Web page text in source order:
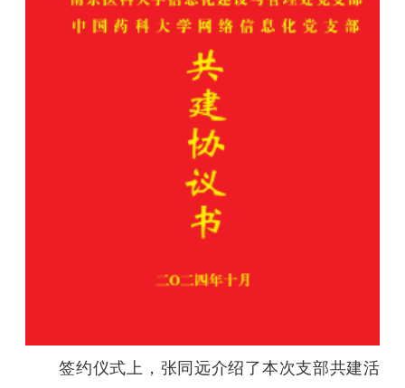
签约仪式上，张同远介绍了本次支部共建活